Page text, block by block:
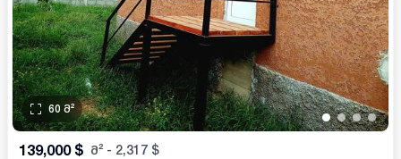
••••
60 მ²
139,000 $ მ² - 2,317 $